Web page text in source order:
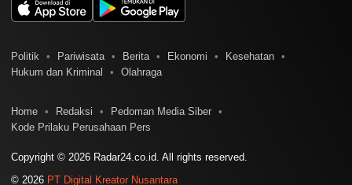
Politik Pariwisata Berita Ekonomi
Kesehatan
Hukum dan Kriminal
Olahraga
Home Redaksi
Pedoman Media Siber
Kode Prilaku Perusahaan Pers
Copyright © 2026 Radar24.co.id. All rights reserved.
© 2026 PT Digital Kreator Nusantara